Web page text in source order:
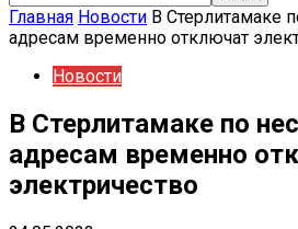
Главная Новости В Стерлитамаке
адресам временно отключат
Новости
В Стерлитамаке по
адресам временно
электричество